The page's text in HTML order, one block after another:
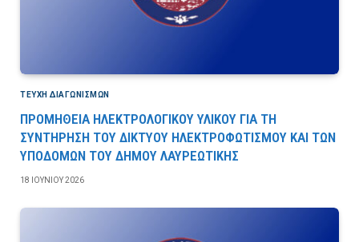
ΤΕΎΧΗ ΔΙΑΓΩΝΙΣΜΏΝ
ΠΡΟΜΗΘΕΙΑ ΗΛΕΚΤΡΟΛΟΓΙΚΟΥ ΥΛΙΚΟΥ ΓΙΑ ΤΗ
ΣΥΝΤΗΡΗΣΗ ΤΟΥ ΔΙΚΤΥΟΥ ΗΛΕΚΤΡΟΦΩΤΙΣΜΟΥ ΚΑΙ ΤΩΝ
ΥΠΟΔΟΜΩΝ ΤΟΥ ΔΗΜΟΥ ΛΑΥΡΕΩΤΙΚΗΣ
18 ΙΟΥΝΊΟΥ 2026